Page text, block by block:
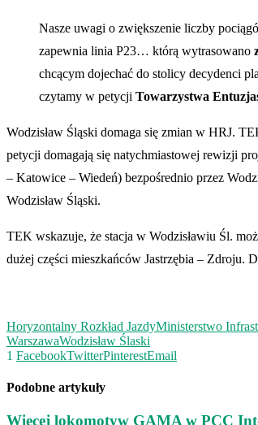
Nasze uwagi o zwiększenie liczby
zapewnia linia P23… którą wytrasowano
chcącym dojechać do stolicy decydenci
czytamy w petycji Towarzystwa
Wodzisław Śląski domaga się zmian w HRJ.
petycji domagają się natychmiastowej rewizji
– Katowice – Wiedeń) bezpośrednio przez
Wodzisław Śląski.
TEK wskazuje, że stacja w Wodzisławiu Śl.
dużej części mieszkańców Jastrzębia – Zdroju.
Horyzontalny Rozkład JazdyMinisterstwo
WarszawaWodzisław Ślaski
1 FacebookTwitterPinterestEmail
Podobne artykuły
Więcej lokomotyw GAMA w PCC